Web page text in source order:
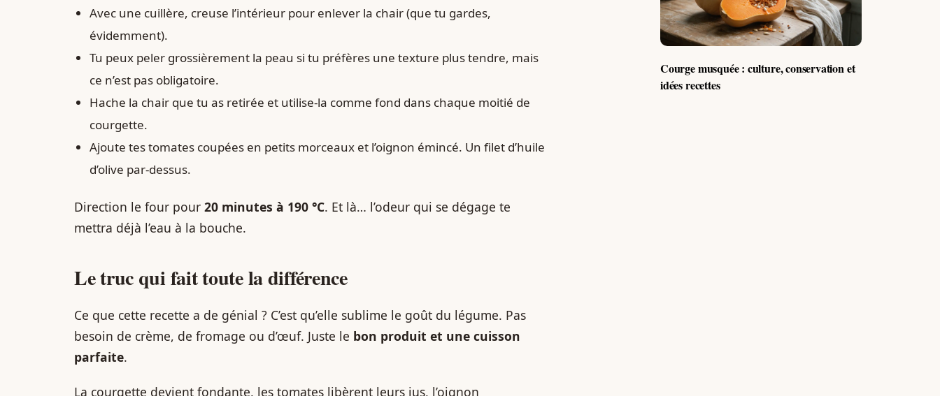
Avec une cuillère, creuse l’intérieur pour enlever la chair (que tu gardes,
évidemment).
Tu peux peler grossièrement la peau si tu préfères une texture plus tendre, mais
ce n’est pas obligatoire.
Hache la chair que tu as retirée et utilise-la comme fond dans chaque moitié de
courgette.
Ajoute tes tomates coupées en petits morceaux et l’oignon émincé. Un filet d’huile
d’olive par-dessus.
Direction le four pour 20 minutes à 190 °C. Et là… l’odeur qui se dégage te
mettra déjà l’eau à la bouche.
Le truc qui fait toute la différence
Ce que cette recette a de génial ? C’est qu’elle sublime le goût du légume. Pas
besoin de crème, de fromage ou d’œuf. Juste le bon produit et une cuisson
parfaite.
La courgette devient fondante, les tomates libèrent leurs jus, l’oignon
Courge musquée : culture, conservation et
idées recettes